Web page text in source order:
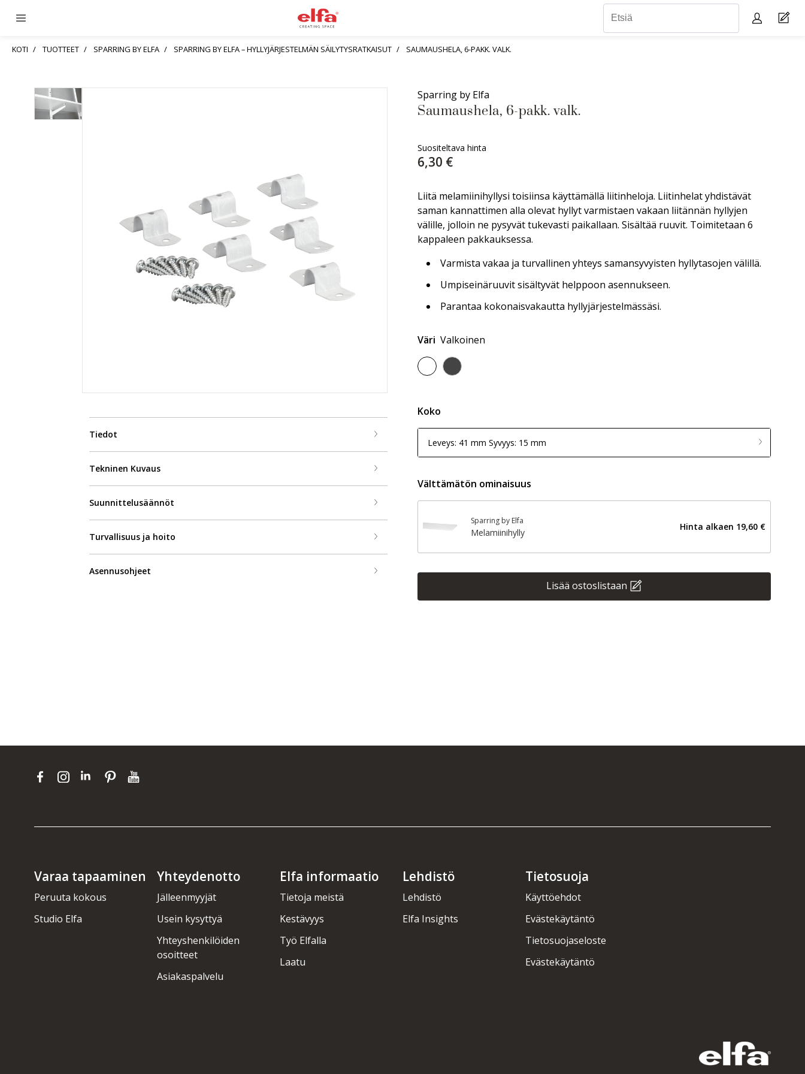
KOTI TUOTTEET SPARRING BY ELFA SPARRING BY ELFA – HYLLYJÄRJESTELMÄN SÄILYTYSRATKAISUT SAUMAUSHELA, 6-PAKK. VALK.
Tiedot
Tekninen Kuvaus
Suunnittelusäännöt
Turvallisuus ja hoito
Asennusohjeet
Sparring by Elfa
Saumaushela, 6-pakk. valk.
Suositeltava hinta
6,30 €
Liitä melamiinihyllysi toisiinsa käyttämällä liitinheloja. Liitinhelat yhdistävät
saman kannattimen alla olevat hyllyt varmistaen vakaan liitännän hyllyjen
välille, jolloin ne pysyvät tukevasti paikallaan. Sisältää ruuvit. Toimitetaan 6
kappaleen pakkauksessa.
Varmista vakaa ja turvallinen yhteys samansyvyisten hyllytasojen välillä.
Umpiseinäruuvit sisältyvät helppoon asennukseen.
Parantaa kokonaisvakautta hyllyjärjestelmässäsi.
Väri Valkoinen
Koko
Leveys: 41 mm Syvyys: 15 mm
Välttämätön ominaisuus
Sparring by Elfa
Melamiinihylly
Hinta alkaen 19,60 €
Lisää ostoslistaan
Varaa tapaaminen
Peruuta kokous
Studio Elfa
Yhteydenotto
Jälleenmyyjät
Usein kysyttyä
Yhteyshenkilöiden
osoitteet
Asiakaspalvelu
Elfa informaatio
Tietoja meistä
Kestävyys
Työ Elfalla
Laatu
Lehdistö
Lehdistö
Elfa Insights
Tietosuoja
Käyttöehdot
Evästekäytäntö
Tietosuojaseloste
Evästekäytäntö